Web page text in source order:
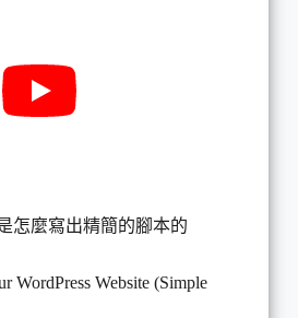
怎麼寫出精簡的腳本的